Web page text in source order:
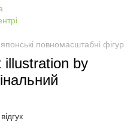
повномасштабні
illustration by